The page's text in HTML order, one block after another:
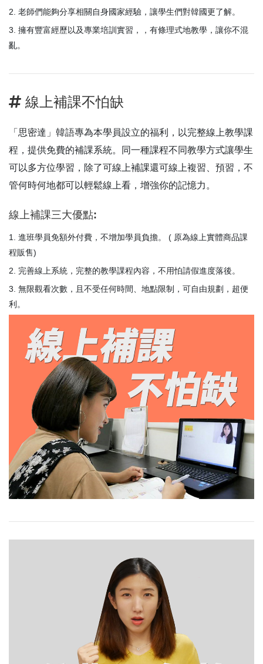
老師們能夠分享相關自身國家經驗，讓學生們對韓國更了解。
擁有豐富經歷以及專業培訓實習，，有條理式地教學，讓你不混
亂。
線上補課不怕缺
「思密達」韓語專為本學員設立的福利，以完整線上教學課
程，提供免費的補課系統。同一種課程不同教學方式讓學生
可以多方位學習，除了可線上補課還可線上複習、預習，不
管何時何地都可以輕鬆線上看，增強你的記憶力。
線上補課三大優點:
進班學員免額外付費，不增加學員負擔。 ( 原為線上實體商品課
程販售)
完善線上系統，完整的教學課程內容，不用怕請假進度落後。
無限觀看次數，且不受任何時間、地點限制，可自由規劃，超便
利。